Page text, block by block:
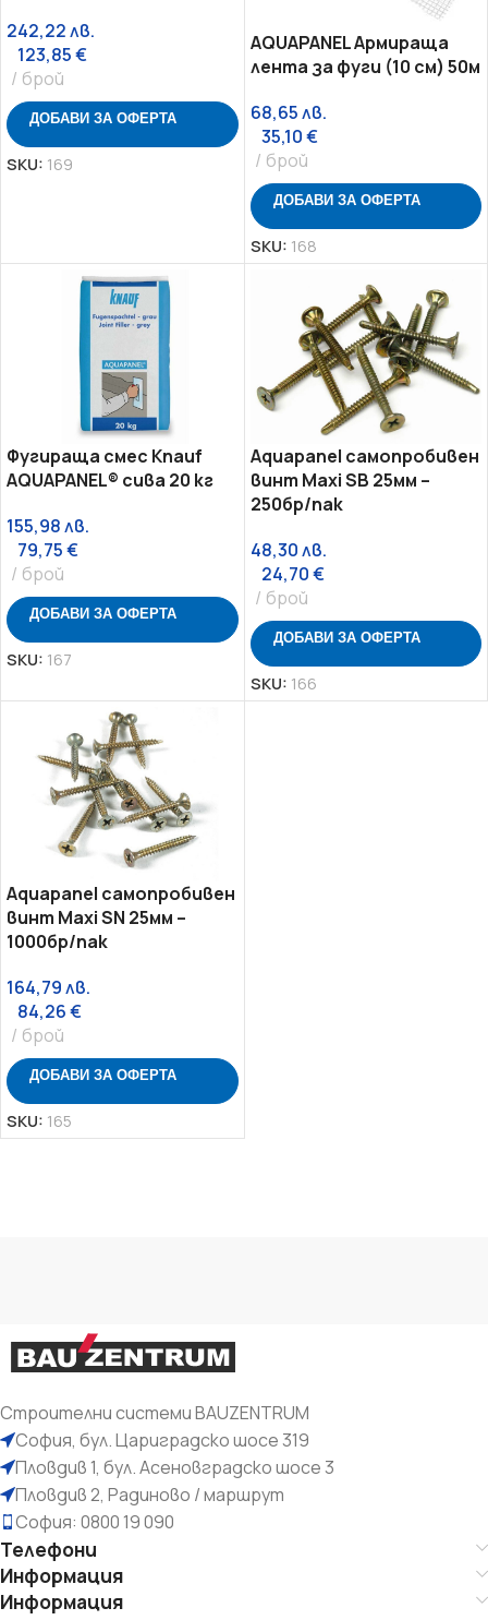
242,22лв.
123,85€
брой
ДОБАВИ ЗА ОФЕРТА
SKU: 169
AQUAPANEL Aрмираща
лента за фуги (10 см) 50м
68,65лв.
35,10€
брой
ДОБАВИ ЗА ОФЕРТА
SKU: 168
Фугираща смес Knauf
AQUAPANEL® сива 20 кг
155,98лв.
79,75€
брой
ДОБАВИ ЗА ОФЕРТА
SKU: 167
Aquapanel самопробивен
винт Maxi SB 25мм –
250бр/пак
48,30лв.
24,70€
брой
ДОБАВИ ЗА ОФЕРТА
SKU: 166
Aquapanel самопробивен
винт Maxi SN 25мм –
1000бр/пак
164,79лв.
84,26€
брой
ДОБАВИ ЗА ОФЕРТА
SKU: 165
Строителни системи BAUZENTRUM
София, бул. Цариградско шосе 319
Пловдив 1, бул. Асеновградско шосе 3
Пловдив 2, Радиново / маршрут
София: 0800 19 090
Телефони
Информация
Информация